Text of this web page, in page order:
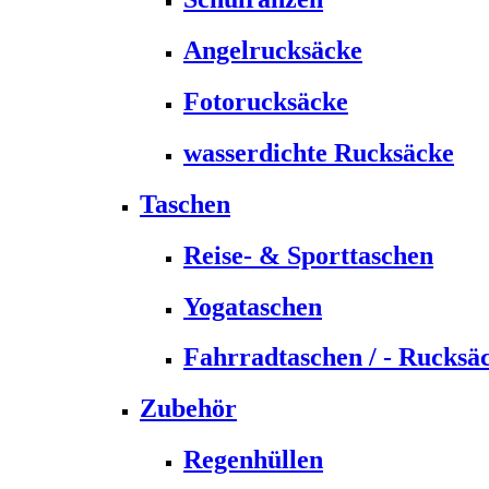
Angelrucksäcke
Fotorucksäcke
wasserdichte Rucksäcke
Taschen
Reise- & Sporttaschen
Yogataschen
Fahrradtaschen / -
Zubehör
Regenhüllen